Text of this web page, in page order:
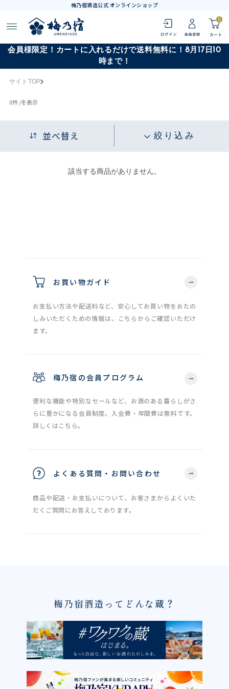
梅乃宿酒造公式 オンラインショップ
0
会員様限定！カートに入れるだけで送料無料に！8月17日10
時まで！
サイトTOP
0件 /を表示
並べ替え 絞り込み
該当する商品がありません。
お買い物ガイド
お支払い方法や配送料など、安心してお買い物をおたの
しみいただくための情報は、こちらからご確認いただけ
ます。
梅乃宿の会員プログラム
便利な機能や特別なセールなど、お酒のある暮らしがさ
らに豊かになる会員制度。入会費・年間費は無料です。
詳しくはこちら。
よくある質問・お問い合わせ
商品や配送・お支払いについて、お客さまからよくいた
だくご質問にお答えしております。
梅乃宿酒造ってどんな蔵？